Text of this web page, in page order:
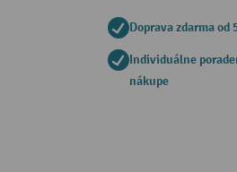
Doprava zdarma od
Individuálne
nákupe